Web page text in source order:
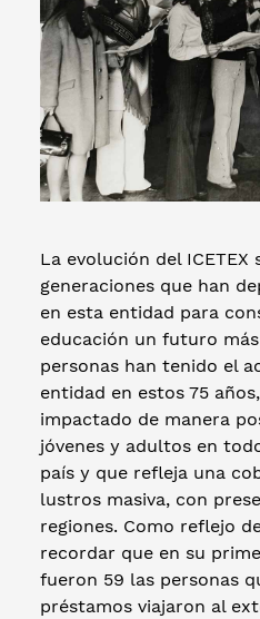
La evolución del ICETEX
generaciones que han
en esta entidad para
educación un futuro
personas han tenido el
entidad en estos 75
impactado de manera
jóvenes y adultos en
país y que refleja una
lustros masiva, con
regiones. Como reflejo
recordar que en su
fueron 59 las personas
préstamos viajaron al